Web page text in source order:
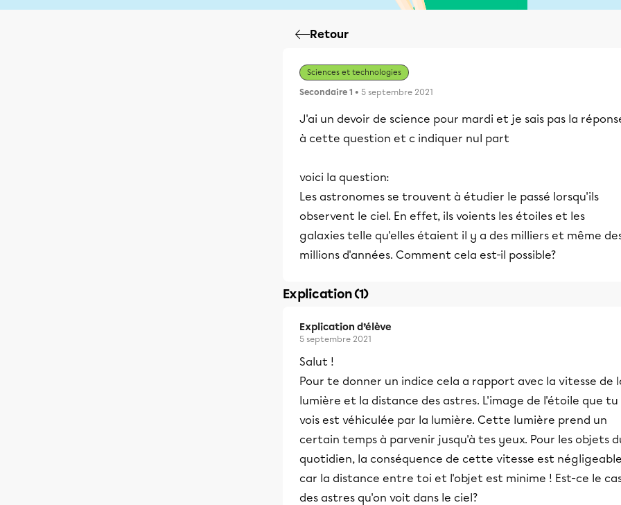
Retour
Sciences et technologies
Secondaire 1 • 5 septembre 2021
J'ai un devoir de science pour mardi et je sais pas la
à cette question et c indiquer nul part
voici la question:
Les astronomes se trouvent à étudier le passé lorsqu'ils
observent le ciel. En effet, ils voients les étoiles et les
galaxies telle qu'elles étaient il y a des milliers et même
millions d'années. Comment cela est-il possible?
Explication (1)
Explication d’élève
5 septembre 2021
Salut !
Pour te donner un indice cela a rapport avec la vitesse de
lumière et la distance des astres. L'image de l'étoile que tu
vois est véhiculée par la lumière. Cette lumière prend un
certain temps à parvenir jusqu'à tes yeux. Pour les objets
quotidien, la conséquence de cette vitesse est
car la distance entre toi et l'objet est minime ! Est-ce le
des astres qu'on voit dans le ciel?